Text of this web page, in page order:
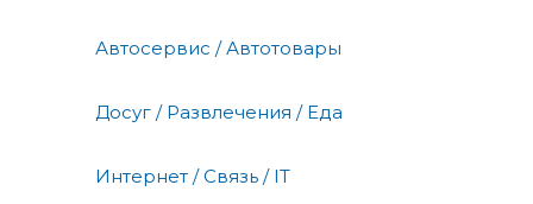
Автосервис / Автотовары
Досуг / Развлечения / Еда
Интернет / Связь / IT